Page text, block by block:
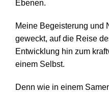
Ebenen.
Meine Begeisterung und
geweckt, auf die Reise
Entwicklung hin zum
einem Selbst.
Denn wie in einem